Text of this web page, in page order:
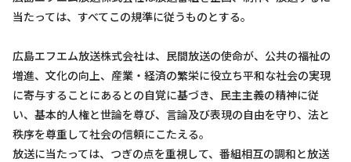
当たっては、すべてこの規準に従うものとする。
広島エフエム放送株式会社は、民間放送の使命が、公共の福祉の
増進、文化の向上、産業・経済の繁栄に役立ち平和な社会の実現
に寄与することにあるとの自覚に基づき、民主主義の精神に従
い、基本的人権と世論を尊び、言論及び表現の自由を守り、法と
秩序を尊重して社会の信頼にこたえる。
放送に当たっては、つぎの点を重視して、番組相互の調和と放送